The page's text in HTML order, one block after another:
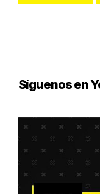
Síguenos en